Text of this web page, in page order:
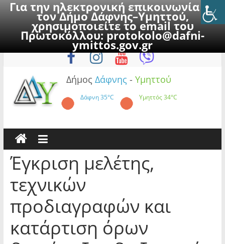
Για την ηλεκτρονική επικοινωνία με
τον Δήμο Δάφνης–Υμηττού,
χρησιμοποιείτε το email του
Πρωτοκόλλου:protokolo@dafni-
ymittos.gov.gr
to
Παρασκευή, 7 Αυγούστου 2026
Δήμος Δάφνης - Υμηττού
Δάφνη35°C Υμηττός34°C
Έγκριση μελέτης,
τεχνικών
προδιαγραφών και
κατάρτιση όρων